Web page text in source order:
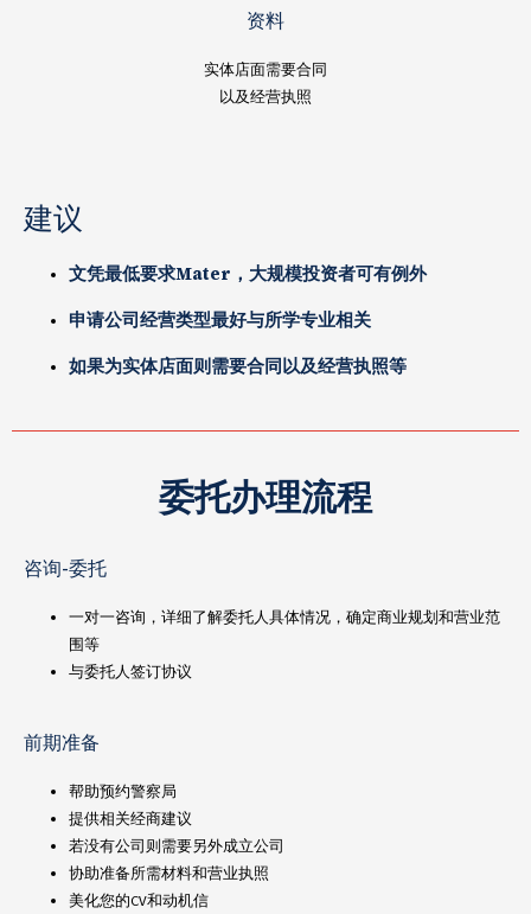
资料
实体店面需要合同
以及经营执照
建议
文凭最低要求Mater，大规模投资者可有例外
申请公司经营类型最好与所学专业相关
如果为实体店面则需要合同以及经营执照等
委托办理流程
咨询-委托
一对一咨询，详细了解委托人具体情况，确定商业规划和营业范
围等
与委托人签订协议
前期准备
帮助预约警察局
提供相关经商建议
若没有公司则需要另外成立公司
协助准备所需材料和营业执照
美化您的CV和动机信